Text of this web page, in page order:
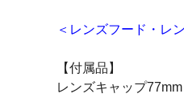
＜レンズフード・レ
【付属品】
レンズキャップ